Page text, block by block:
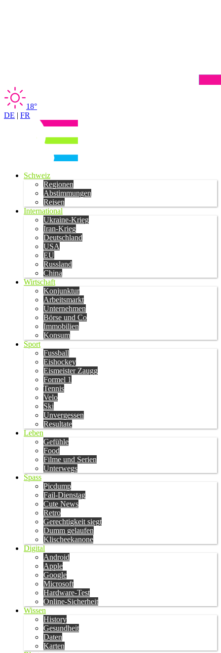
18°
DE | FR
Schweiz
Regionen
Abstimmungen
Reisen
International
Ukraine-Krieg
Iran-Krieg
Deutschland
USA
EU
Russland
China
Wirtschaft
Konjunktur
Arbeitsmarkt
Unternehmen
Börse und Co
Immobilien
Konsum
Sport
Fussball
Eishockey
Eismeister Zaugg
Formel 1
Tennis
Velo
Ski
Unvergessen
Resultate
Leben
Gefühle
Food
Filme und Serien
Unterwegs
Spass
Picdump
Fail-Dienstag
Cute News
Retro
Gerechtigkeit siegt
Dumm gelaufen
Klischeekanone
Digital
Android
Apple
Google
Microsoft
Hardware-Test
Online-Sicherheit
Wissen
History
Gesundheit
Daten
Karten